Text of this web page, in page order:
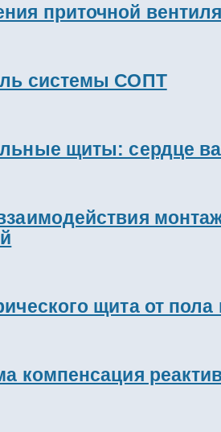
приточной
системы СОПТ
щиты: сердце
щита от
компенсация